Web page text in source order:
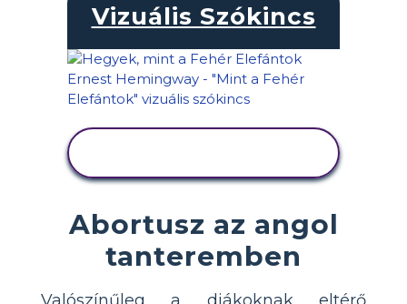
Vizuális Szókincs
Abortusz az angol
tanteremben